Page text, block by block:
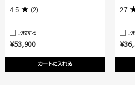
¥53,900
カートに入れる
4.5 (2)
比較する
2.7
比